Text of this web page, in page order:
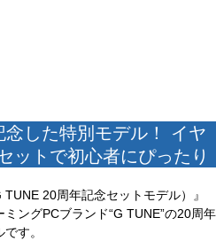
念した特別モデル！ イヤ
ットで初心者にぴったり
20周年記念セットモデル）』
ングPCブランド“G TUNE”の20周年
す。